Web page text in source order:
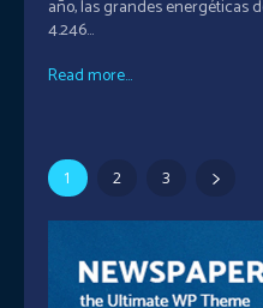
año, las grandes energéticas
4.246...
Read more...
1 2 3